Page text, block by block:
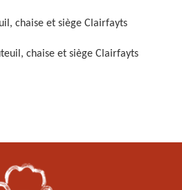
chaise et siège Clairfayts
chaise et siège Clairfayts